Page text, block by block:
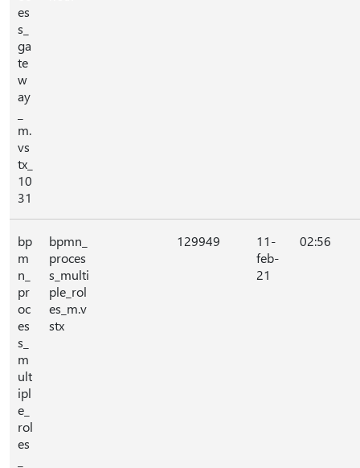
es
s_
ga
te
w
ay
m.
vs
tx_
10
31
bp
m
n_
pr
oc
es
s_
m
ult
ipl
e_
rol
es
bpmn_
proces
s_multi
ple_rol
es_m.v
stx
129949
11-
feb-
21
02:56